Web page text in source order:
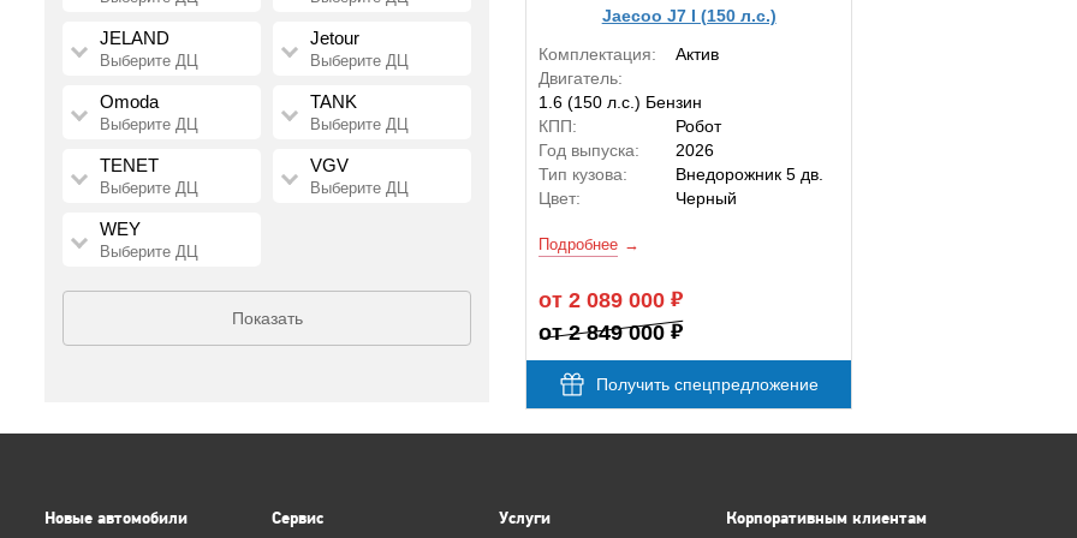
JELAND
Выберите ДЦ
Jetour
Выберите ДЦ
Omoda
Выберите ДЦ
TANK
Выберите ДЦ
TENET
Выберите ДЦ
VGV
Выберите ДЦ
WEY
Выберите ДЦ
Показать
Jaecoo J7 I (150 л.с.)
Комплектация:
Актив
Двигатель:
1.6 (150 л.с.) Бензин
КПП:
Робот
Год выпуска:
2026
Тип кузова:
Внедорожник 5 дв.
Цвет:
Черный
Подробнее
от 2 089 000
от 2 849 000
Получить спецпредложение
Новые автомобили Сервис Услуги Корпоративным клиентам